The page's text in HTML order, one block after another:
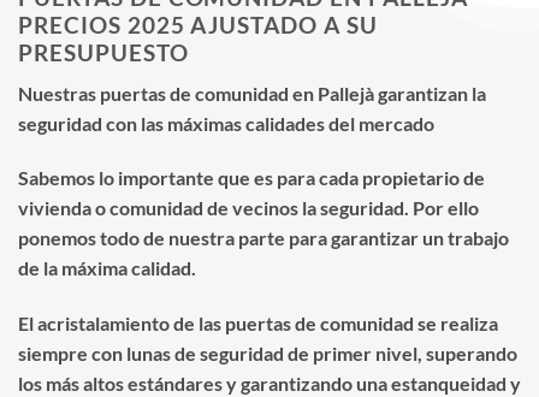
PRECIOS 2025 AJUSTADO A SU
PRESUPUESTO
Nuestras puertas de comunidad en Pallejà garantizan la
seguridad con las máximas calidades del mercado
Sabemos lo importante que es para cada propietario de
vivienda o comunidad de vecinos la seguridad. Por ello
ponemos todo de nuestra parte para garantizar un trabajo
de la máxima calidad.
El acristalamiento de las puertas de comunidad se realiza
siempre con lunas de seguridad de primer nivel, superando
los más altos estándares y garantizando una estanqueidad y